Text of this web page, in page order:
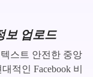
보 업로드
스트 안전한 중앙
적인 Facebook 비